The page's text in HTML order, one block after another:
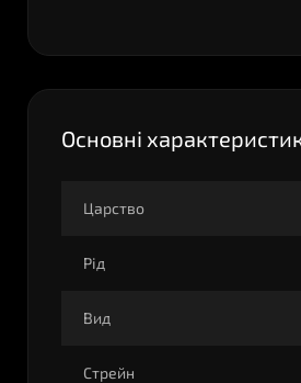
Основні
Царство
Рід
Вид
Стрейн